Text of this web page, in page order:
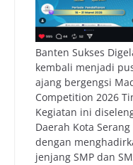
Banten Sukses
kembali menjadi
ajang bergengsi
Competition 2026
Kegiatan ini
Daerah Kota
dengan
jenjang SMP dan